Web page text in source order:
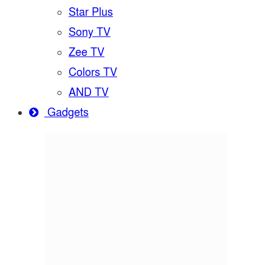
Star Plus
Sony TV
Zee TV
Colors TV
AND TV
Gadgets